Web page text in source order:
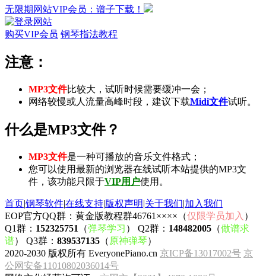
无限期网站VIP会员：谱子下载！
购买VIP会员 钢琴指法教程
注意：
MP3文件比较大，试听时候需要缓冲一会；
网络较慢或人流量高峰时段，建议下载Midi文件试听。
什么是MP3文件？
MP3文件是一种可播放的音乐文件格式；
您可以使用最新的浏览器在线试听本站提供的MP3文
件，该功能只限于VIP用户使用。
首页|钢琴软件|在线支持|版权声明|关于我们|加入我们
EOP官方QQ群：黄金版教程群46761××××（仅限学员加入 ）
Q1群： 152325751 （弹琴学习 ） Q2群： 148482005 （做谱求
谱） Q3群： 839537135 （ 原神弹琴）
2020-2030 版权所有 EveryonePiano.cn 京ICP备13017002号 京
公网安备11010802036014号